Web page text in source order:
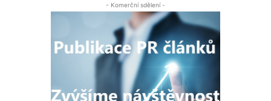
- Komerční sdělení -